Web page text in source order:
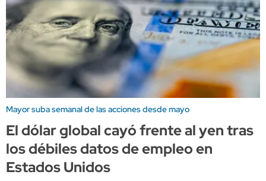
Mayor suba semanal de las acciones desde mayo
El dólar global cayó frente al yen tras
los débiles datos de empleo en
Estados Unidos